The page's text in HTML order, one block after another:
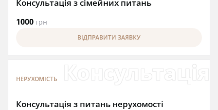
Консультація з сімейних питань
1000 грн
ВІДПРАВИТИ ЗАЯВКУ
НЕРУХОМІСТЬ
Консультація з питань нерухомості